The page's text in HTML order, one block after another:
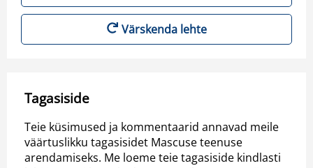
Värskenda lehte
Tagasiside
Teie küsimused ja kommentaarid annavad meile
väärtuslikku tagasisidet Mascuse teenuse
arendamiseks. Me loeme teie tagasiside kindlasti